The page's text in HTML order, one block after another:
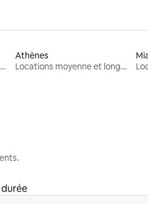
Locations moyenne et longue durée
Athènes
Locations moyenne et longue durée